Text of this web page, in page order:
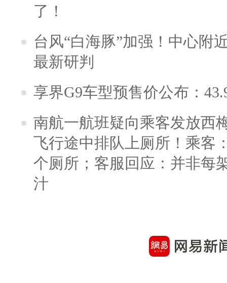
了！
台风“白海豚”加强！中心附
最新研判
享界G9车型预售价公布：
南航一航班疑向乘客发放西
飞行途中排队上厕所！乘客
个厕所；客服回应：并非每
汁